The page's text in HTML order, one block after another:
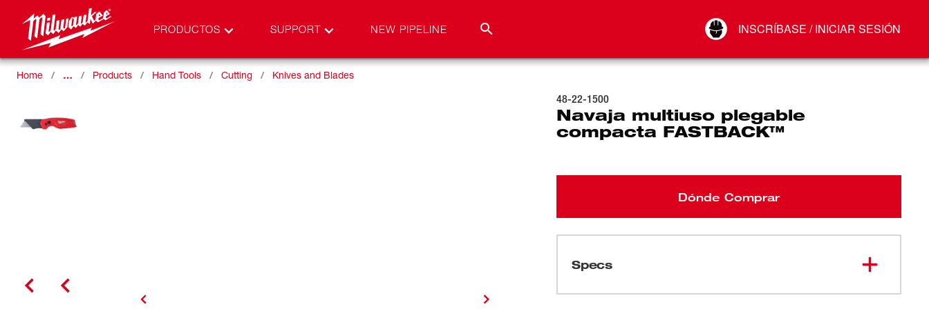
PRODUCTOS SUPPORT NEW PIPELINE INSCRÍBASE / INICIAR SESIÓN
Conectar
Home … Products Hand Tools Cutting Knives and Blades
48-22-1500
Navaja multiuso plegable
compacta FASTBACK™
Dónde Comprar
Specs
Cargando